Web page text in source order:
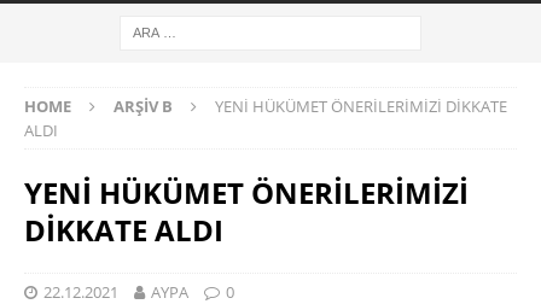
HOME ARŞIV B
YENİ HÜKÜMET ÖNERİLERİMİZİ DİKKATE
ALDI
YENİ HÜKÜMET ÖNERİLERİMİZİ
DİKKATE ALDI
22.12.2021 AYPA 0